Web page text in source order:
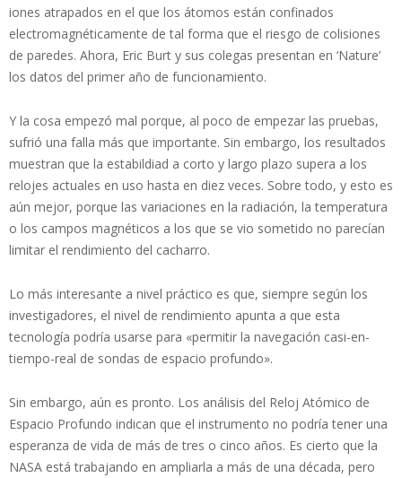
iones atrapados en el que los átomos están confinados
electromagnéticamente de tal forma que el riesgo de colisiones
de paredes. Ahora, Eric Burt y sus colegas presentan en ‘Nature’
los datos del primer año de funcionamiento.
Y la cosa empezó mal porque, al poco de empezar las pruebas,
sufrió una falla más que importante. Sin embargo, los resultados
muestran que la estabildiad a corto y largo plazo supera a los
relojes actuales en uso hasta en diez veces. Sobre todo, y esto es
aún mejor, porque las variaciones en la radiación, la temperatura
o los campos magnéticos a los que se vio sometido no parecían
limitar el rendimiento del cacharro.
Lo más interesante a nivel práctico es que, siempre según los
investigadores, el nivel de rendimiento apunta a que esta
tecnología podría usarse para «permitir la navegación casi-en-
tiempo-real de sondas de espacio profundo».
Sin embargo, aún es pronto. Los análisis del Reloj Atómico de
Espacio Profundo indican que el instrumento no podría tener una
esperanza de vida de más de tres o cinco años. Es cierto que la
NASA está trabajando en ampliarla a más de una década, pero